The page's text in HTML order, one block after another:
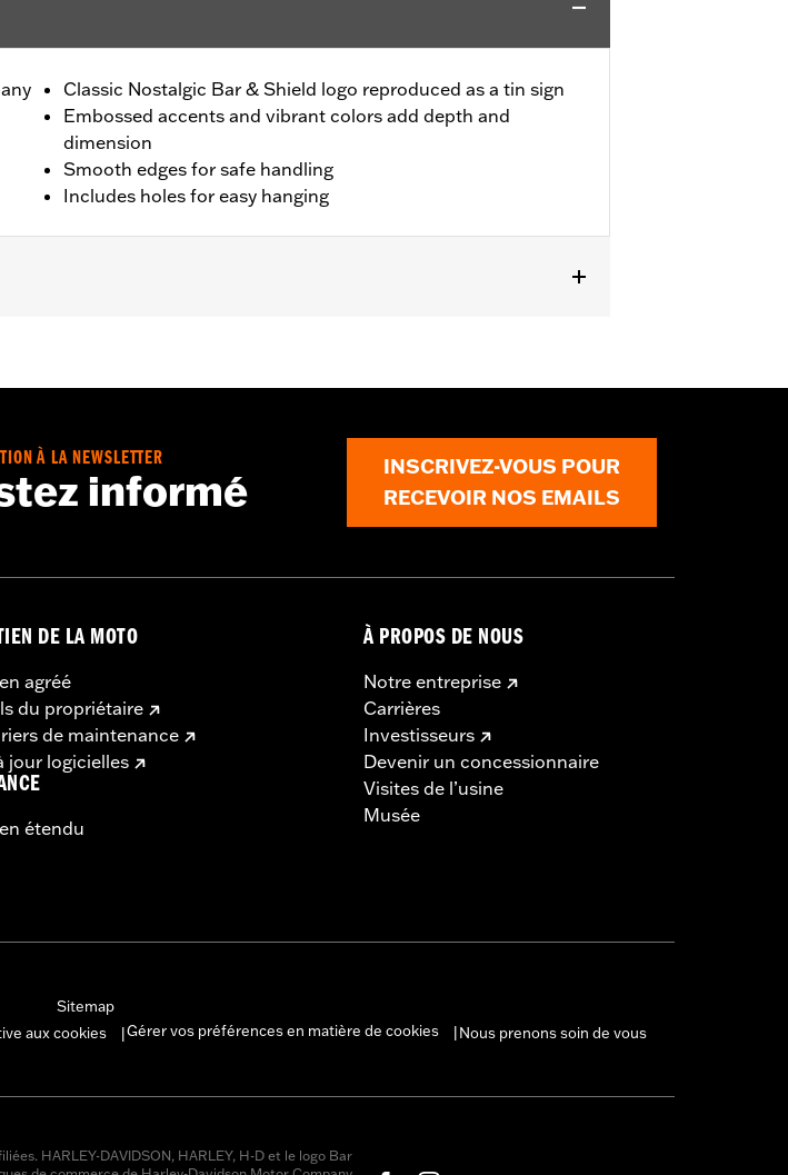
Classic Nostalgic Bar & Shield logo reproduced as a tin sign
Embossed accents and vibrant colors add depth and
dimension
Smooth edges for safe handling
Includes holes for easy hanging
À LA NEWSLETTER
informé
INSCRIVEZ-VOUS POUR
RECEVOIR NOS EMAILS
DE LA MOTO
agréé
du propriétaire
de maintenance
jour logicielles
étendu
À PROPOS DE NOUS
Notre entreprise
Carrières
Investisseurs
Devenir un concessionnaire
Visites de l’usine
Musée
Sitemap
aux cookies Gérer vos préférences en matière de cookies Nous prenons soin de vous
HARLEY-DAVIDSON, HARLEY, H-D et le logo Bar